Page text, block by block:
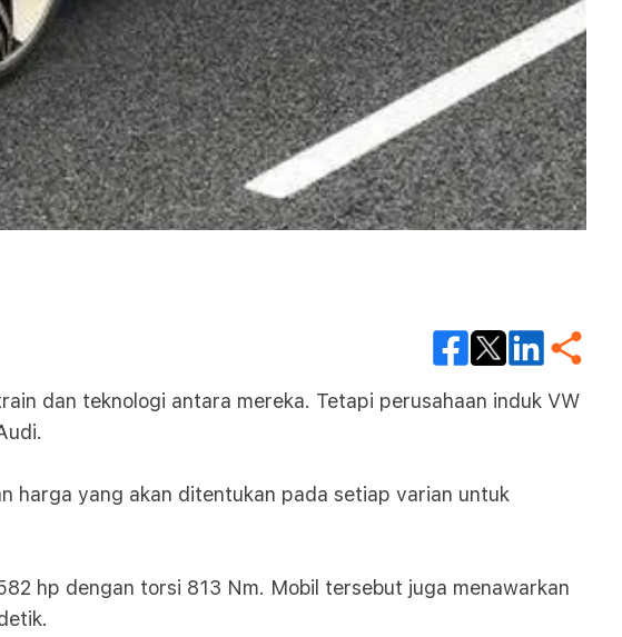
dan teknologi antara mereka. Tetapi perusahaan induk VW
harga yang akan ditentukan pada setiap varian untuk
hp dengan torsi 813 Nm. Mobil tersebut juga menawarkan